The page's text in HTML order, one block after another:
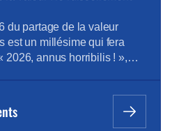
Holding Retrouvez
du partage de la valeur
est un millésime qui fera
2026, annus horribilis ! »,
valeur peau de chagrin. Et